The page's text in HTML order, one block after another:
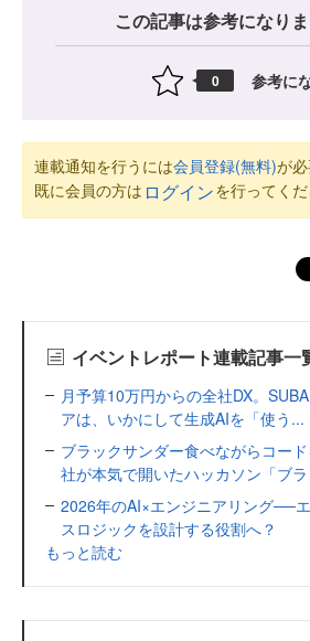
この記事は参考になり
0 参考に
連載通知を行うには会員登録(無料)が必
既に会員の方は ログインを行ってくだ
イベントレポート連載記事一
月予算10万円からの全社DX。
アは、いかにして生成AIを「使う...
ブラックサンダー食べながらコー
社が本気で開いたハッカソン「ブ
2026年のAI×エンジニアリング──
スロジックを設計する役割へ？
もっと読む